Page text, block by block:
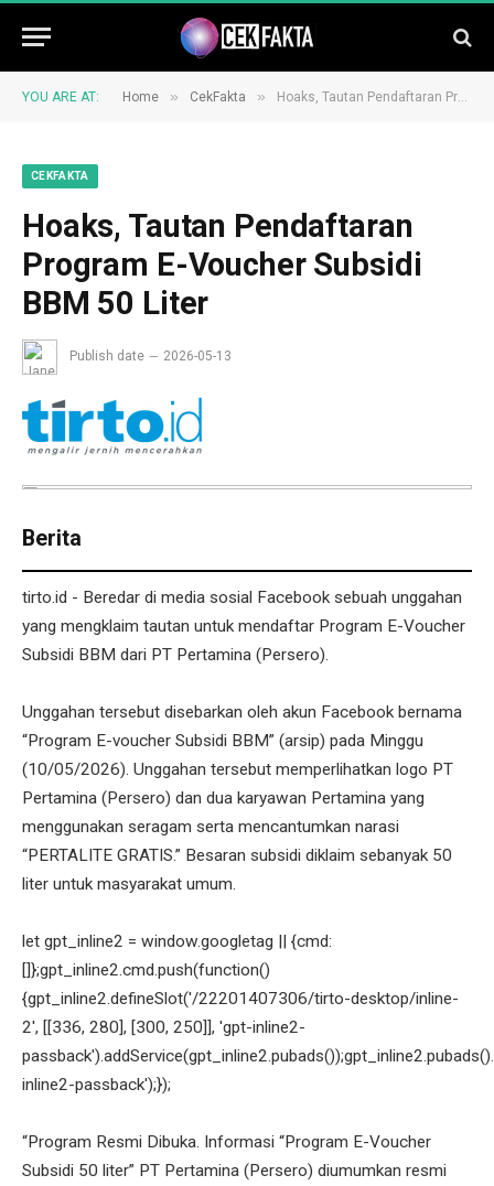
YOU ARE AT: Home » CekFakta » Hoaks, Tautan Pendaftaran Program E-Voucher Subsidi BBM 50 Liter
CEKFAKTA
Hoaks, Tautan Pendaftaran
Program E-Voucher Subsidi
BBM 50 Liter
Publish date 2026-05-13
Berita
tirto.id - Beredar di media sosial Facebook sebuah unggahan
yang mengklaim tautan untuk mendaftar Program E-Voucher
Subsidi BBM dari PT Pertamina (Persero).
Unggahan tersebut disebarkan oleh akun Facebook bernama
“Program E-voucher Subsidi BBM” (arsip) pada Minggu
(10/05/2026). Unggahan tersebut memperlihatkan logo PT
Pertamina (Persero) dan dua karyawan Pertamina yang
menggunakan seragam serta mencantumkan narasi
“PERTALITE GRATIS.” Besaran subsidi diklaim sebanyak 50
liter untuk masyarakat umum.
let gpt_inline2 = window.googletag || {cmd:
[]};gpt_inline2.cmd.push(function()
{gpt_inline2.defineSlot('/22201407306/tirto-desktop/inline-
2', [[336, 280], [300, 250]], 'gpt-inline2-
inline2-passback');});
“Program Resmi Dibuka. Informasi “Program E-Voucher
Subsidi 50 liter” PT Pertamina (Persero) diumumkan resmi